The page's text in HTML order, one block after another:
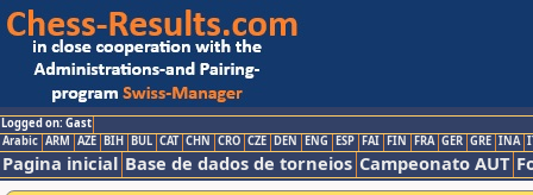
Logged on: Gast
Arabic ARM AZE BIH BUL CAT CHN CRO CZE DEN ENG ESP FAI FIN FRA GER GRE INA
Pagina inicial Base de dados de torneios Campeonato AUT